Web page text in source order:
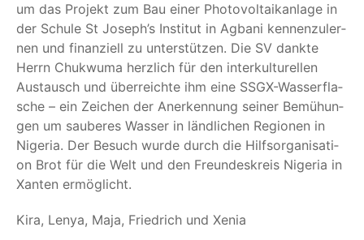
um das Pro­jekt zum Bau einer Pho­to­vol­ta­ik­an­la­ge in
der Schu­le St Jose­ph’s Insti­tut in Agba­ni ken­nen­zu­ler­
nen und finan­zi­ell zu unter­stüt­zen. Die SV dank­te
Herrn Chuk­wu­ma herz­lich für den inter­kul­tu­rel­len
Aus­tausch und über­reich­te ihm eine SSGX-Was­ser­fla­
sche – ein Zei­chen der Aner­ken­nung sei­ner Bemü­hun­
gen um sau­be­res Was­ser in länd­li­chen Regio­nen in
Nige­ria. Der Besuch wur­de durch die Hilfs­or­ga­ni­sa­ti­
on Brot für die Welt und den Freun­des­kreis Nige­ria in
Xan­ten ermöglicht.
Kira, Lenya, Maja, Fried­rich und Xenia